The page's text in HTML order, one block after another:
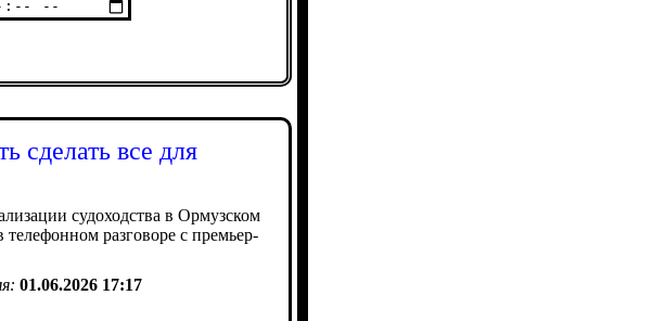
сделать все для
судоходства в Ормузском
разговоре с премьер-
01.06.2026 17:17